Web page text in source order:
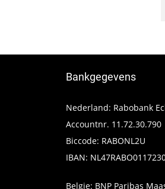
Bankgegevens
Nederland: Rabobank
Accountnr. 11.72.30.790
Biccode: RABONL2U
IBAN:
Belgie: BNP Paribas